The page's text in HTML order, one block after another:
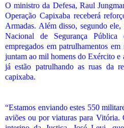
O ministro da Defesa, Raul
Operação Capixaba receberá
Armadas. Além disso, segundo
Nacional de Segurança
empregados em patrulhamentos
juntam ao mil homens do Exército e
já estão patrulhando as ruas da
capixaba.
“Estamos enviando estes 550
aviões ou por viaturas para